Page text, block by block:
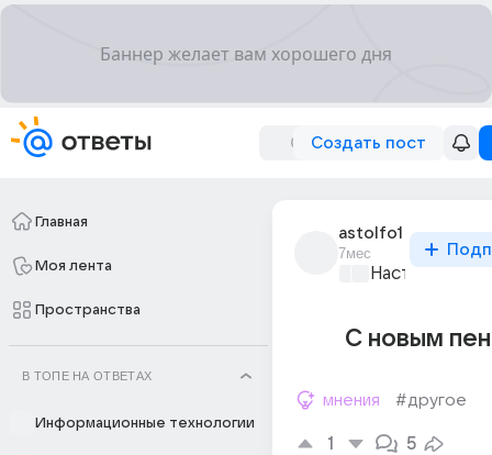
Создать пост
Главная
Моя лента
Пространства
В ТОПЕ НА ОТВЕТАХ
Информационные технологии
astolfo1
7мес
Настоящие
С новым
мнения #другое
1 5